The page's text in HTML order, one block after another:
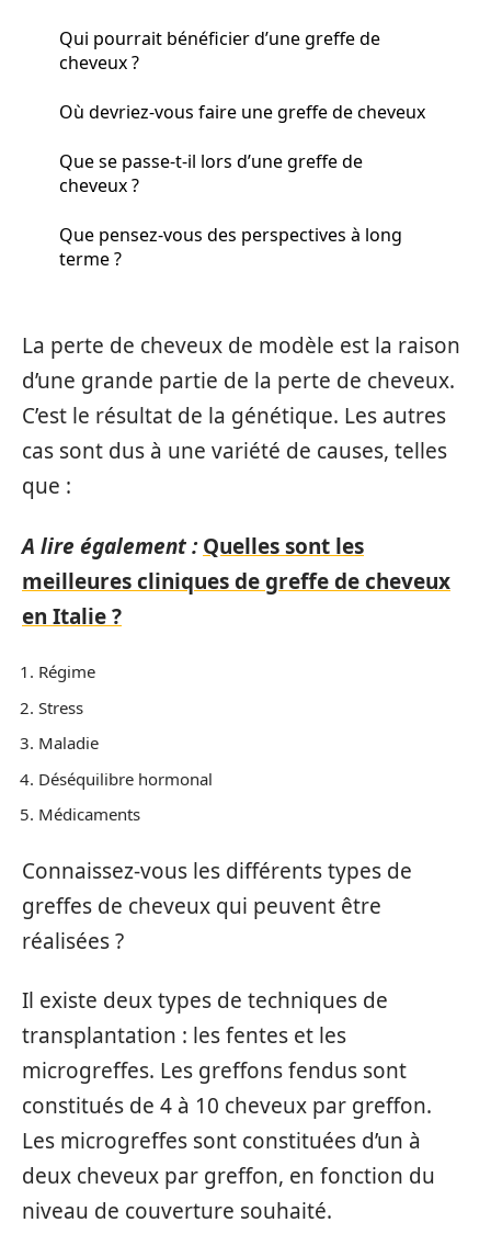
Qui pourrait bénéficier d’une greffe de
cheveux ?
Où devriez-vous faire une greffe de cheveux
Que se passe-t-il lors d’une greffe de
cheveux ?
Que pensez-vous des perspectives à long
terme ?
La perte de cheveux de modèle est la raison
d’une grande partie de la perte de cheveux.
C’est le résultat de la génétique. Les autres
cas sont dus à une variété de causes, telles
que :
A lire également : Quelles sont les
meilleures cliniques de greffe de cheveux
en Italie ?
Régime
Stress
Maladie
Déséquilibre hormonal
Médicaments
Connaissez-vous les différents types de
greffes de cheveux qui peuvent être
réalisées ?
Il existe deux types de techniques de
transplantation : les fentes et les
microgreffes. Les greffons fendus sont
constitués de 4 à 10 cheveux par greffon.
Les microgreffes sont constituées d’un à
deux cheveux par greffon, en fonction du
niveau de couverture souhaité.